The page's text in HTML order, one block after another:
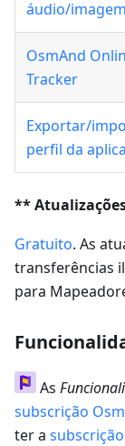
áudio/
OsmAnd
Tracker
Exportar/
perfil da
**
Gratuito. As
transferências
para
As
subscrição
ter a